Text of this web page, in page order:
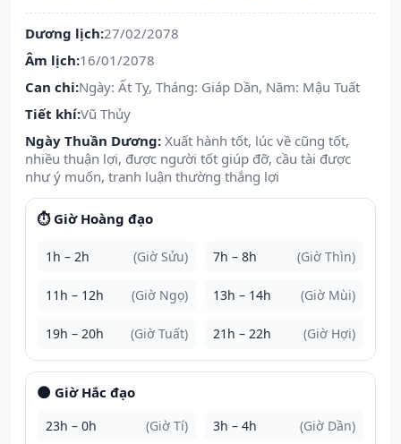
Dương lịch:27/02/2078
Âm lịch:16/01/2078
Can chi:Ngày: Ất Tỵ, Tháng: Giáp Dần, Năm: Mậu Tuất
Tiết khí:Vũ Thủy
Ngày Thuần Dương: Xuất hành tốt, lúc về cũng tốt,
nhiều thuận lợi, được người tốt giúp đỡ, cầu tài được
như ý muốn, tranh luận thường thắng lợi
⏱️ Giờ Hoàng đạo
1h – 2h (Giờ Sửu) 7h – 8h (Giờ Thìn)
11h – 12h (Giờ Ngọ) 13h – 14h (Giờ Mùi)
19h – 20h (Giờ Tuất) 21h – 22h (Giờ Hợi)
🌑 Giờ Hắc đạo
23h – 0h (Giờ Tí) 3h – 4h (Giờ Dần)